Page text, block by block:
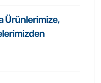
Ürünlerimize,